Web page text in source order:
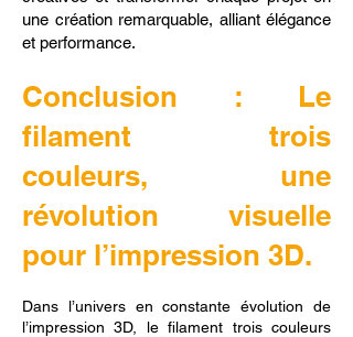
une création remarquable, alliant élégance
et performance.
Conclusion : Le
filament trois
couleurs, une
révolution visuelle
pour l’impression 3D.
Dans l’univers en constante évolution de
l’impression 3D, le filament trois couleurs